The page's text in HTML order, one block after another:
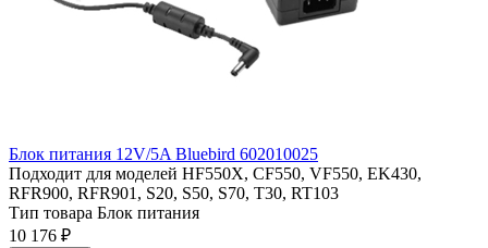
Блок питания 12V/5A Bluebird 602010025
Подходит для моделей HF550X, CF550, VF550, EK430,
RFR900, RFR901, S20, S50, S70, T30, RT103
Тип товара Блок питания
10 176 ₽